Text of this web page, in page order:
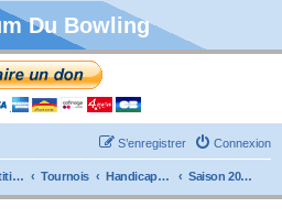
Du Bowling
Connexion
S’enregistrer
Compétitions Tournois Handicaps et TTMP Saison 2023/2024